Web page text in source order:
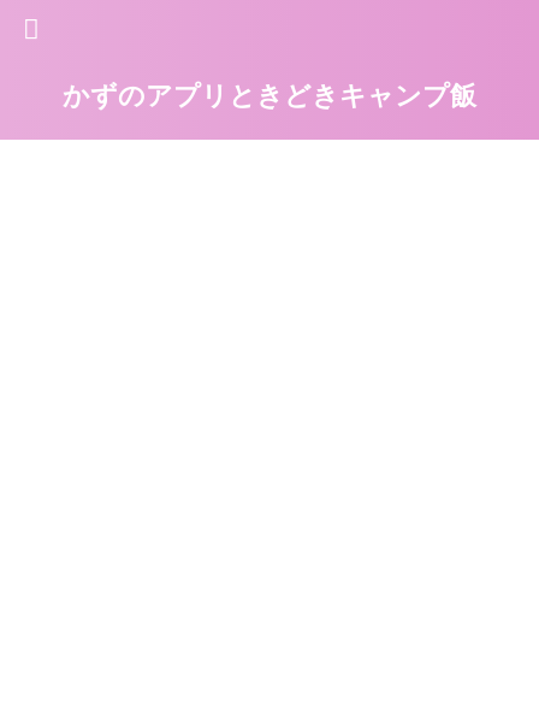
かずのアプリときどきキャンプ飯